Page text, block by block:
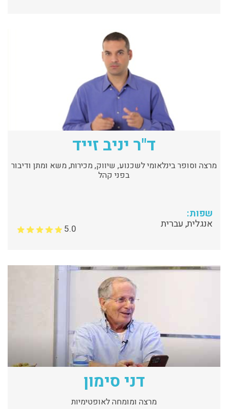
ד"ר יניב זייד
מרצה וסופר בינלאומי לשכנוע, שיווק, מכירות, משא ומתן ודיבור
בפני קהל
שפות:
אנגלית, עברית 5.0
דני סימון
מרצה ומומחה לאופטימיות